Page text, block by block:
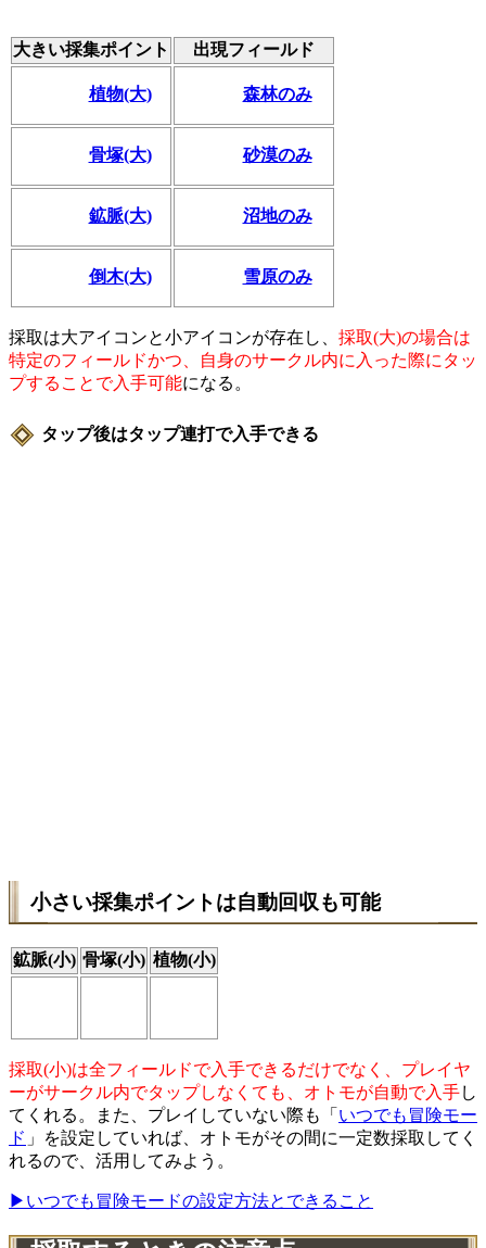
大きい採集ポイント 出現フィールド
植物(大) 森林のみ
骨塚(大) 砂漠のみ
鉱脈(大) 沼地のみ
倒木(大) 雪原のみ
採取は大アイコンと小アイコンが存在し、 採取(大)の場合は
特定のフィールドかつ、自身のサークル内に入った際にタッ
プすることで入手可能になる。
タップ後はタップ連打で入手できる
小さい採集ポイントは自動回収も可能
鉱脈(小) 骨塚(小) 植物(小)
採取(小)は全フィールドで入手できるだけでなく、プレイヤ
ーがサークル内でタップしなくても、オトモが自動で入手し
てくれる。また、プレイしていない際も「 いつでも冒険モー
ド 」を設定していれば、オトモがその間に一定数採取してく
れるので、活用してみよう。
▶いつでも冒険モードの設定方法とできること